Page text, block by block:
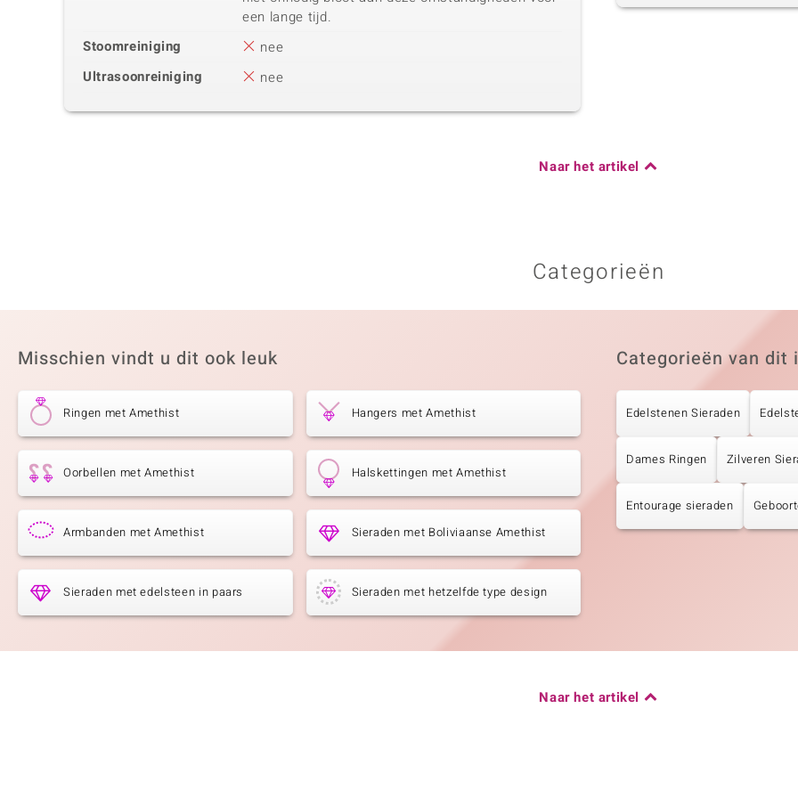
een lange tijd.
Stoomreiniging
nee
Ultrasoonreiniging
nee
Naar het artikel
Categorieën
Misschien vindt u dit ook leuk
Ringen met Amethist Hangers met Amethist
Oorbellen met Amethist Halskettingen met Amethist
Armbanden met Amethist Sieraden met Boliviaanse Amethist
Sieraden met edelsteen in paars Sieraden met hetzelfde type design
Categorieën van dit
Edelstenen Sieraden
Dames Ringen Zilveren
Entourage sieraden
Naar het artikel